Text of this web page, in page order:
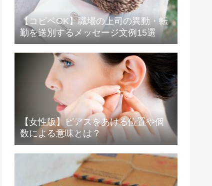
【コピペOK】職場の上司の異動・転
勤を送別するメッセージ文例15選
【女性版】ピアスをあける位置や個
数による意味とは？